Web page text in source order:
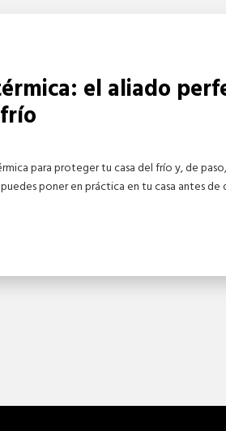
el aliado
para proteger tu casa del frío y, de
poner en práctica en tu casa antes de